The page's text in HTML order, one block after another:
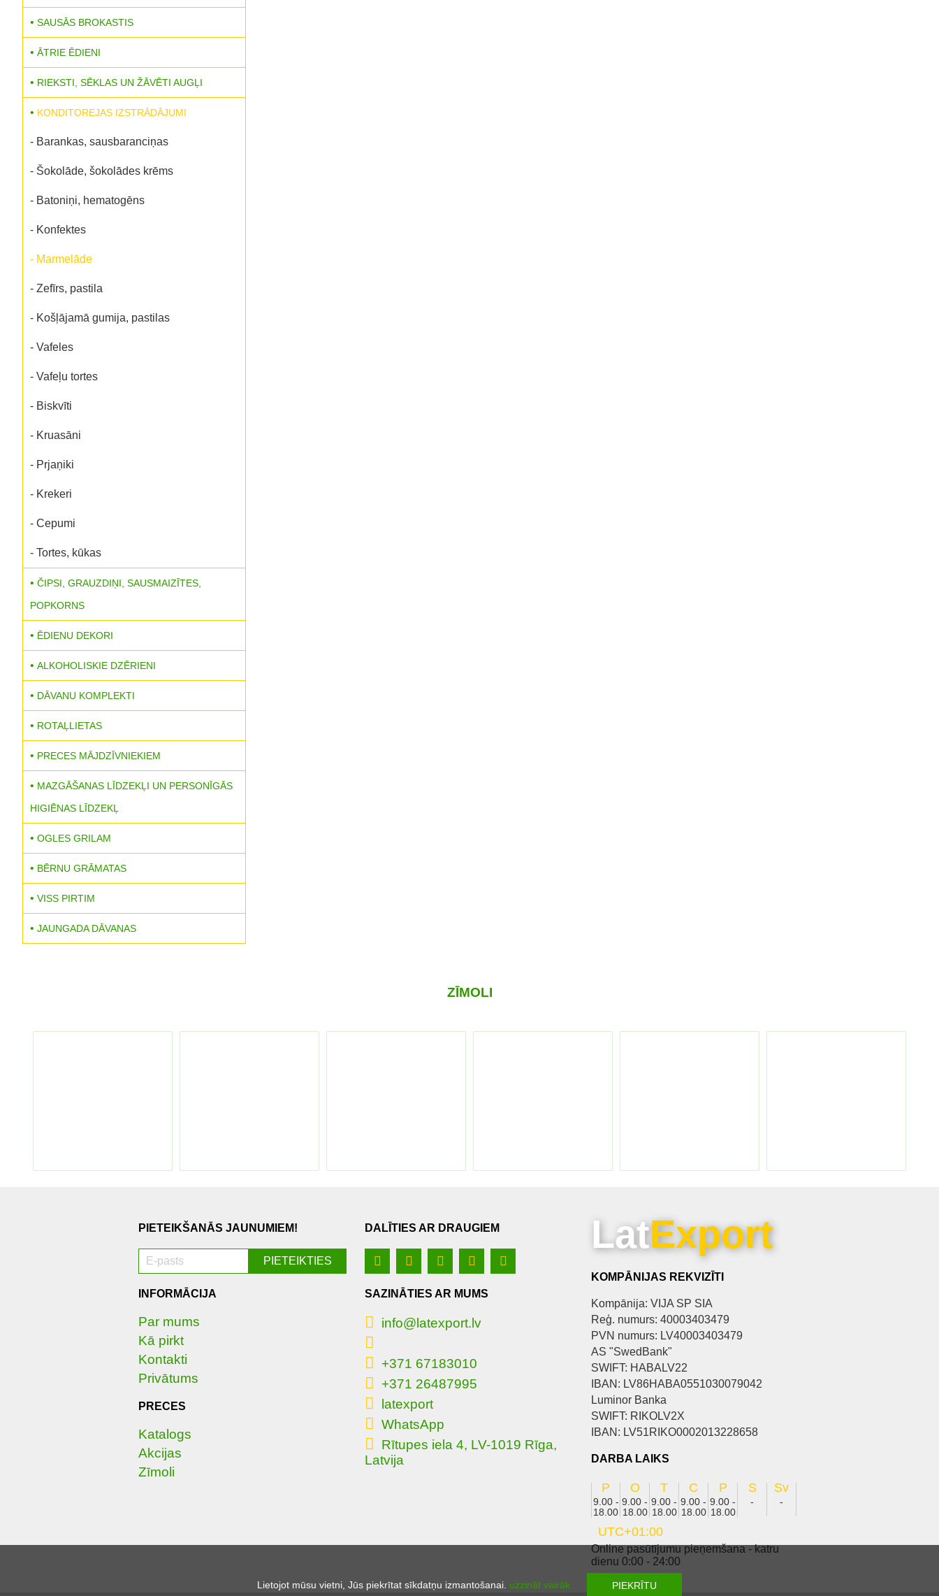
Lietojot mūsu vietni, Jūs piekrītat sīkdatņu izmantošanai. uzzināt vairāk
SAUSĀS BROKASTIS
ĀTRIE ĒDIENI
RIEKSTI, SĒKLAS UN ŽĀVĒTI AUGĻI
KONDITOREJAS IZSTRĀDĀJUMI
- Barankas, sausbaranciņas
- Šokolāde, šokolādes krēms
- Batoniņi, hematogēns
- Konfektes
- Marmelāde
- Zefīrs, pastila
- Košļājamā gumija, pastilas
- Vafeles
- Vafeļu tortes
- Biskvīti
- Kruasāni
- Prjaņiki
- Krekeri
- Cepumi
- Tortes, kūkas
ČIPSI, GRAUZDIŅI, SAUSMAIZĪTES,
POPKORNS
ĒDIENU DEKORI
ALKOHOLISKIE DZĒRIENI
DĀVANU KOMPLEKTI
ROTAĻLIETAS
PRECES MĀJDZĪVNIEKIEM
MAZGĀŠANAS LĪDZEKĻI UN PERSONĪGĀS
HIGIĒNAS LĪDZEKĻ
OGLES GRILAM
BĒRNU GRĀMATAS
VISS PIRTIM
JAUNGADA DĀVANAS
ZĪMOLI
PIETEIKŠANĀS JAUNUMIEM!
INFORMĀCIJA
Par mums
Kā pirkt
Kontakti
Privātums
PRECES
Katalogs
Akcijas
Zīmoli
DALĪTIES AR DRAUGIEM
SAZINĀTIES AR MUMS
info@latexport.lv
+371 67183010
+371 26487995
latexport
WhatsApp
Rītupes iela 4, LV-1019 Rīga,
Latvija
LatExport
KOMPĀNIJAS REKVIZĪTI
Kompānija: VIJA SP SIA
Reģ. numurs: 40003403479
PVN numurs: LV40003403479
AS "SwedBank"
SWIFT: HABALV22
IBAN: LV86HABA0551030079042
Luminor Banka
SWIFT: RIKOLV2X
IBAN: LV51RIKO0002013228658
DARBA LAIKS
P
9.00 -
18.00
O
9.00 -
18.00
T
9.00 -
18.00
C
9.00 -
18.00
P
9.00 -
18.00
S
-
Sv
-
UTC+01:00
Online pasūtījumu pieņemšana - katru
dienu 0:00 - 24:00